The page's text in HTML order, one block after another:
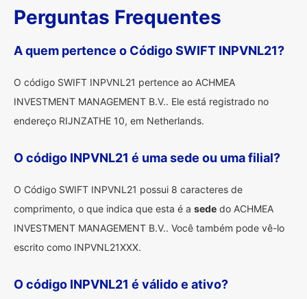
Perguntas Frequentes
A quem pertence o Código SWIFT INPVNL21?
O código SWIFT INPVNL21 pertence ao ACHMEA
INVESTMENT MANAGEMENT B.V.. Ele está registrado no
endereço RIJNZATHE 10, em Netherlands.
O código INPVNL21 é uma sede ou uma filial?
O Código SWIFT INPVNL21 possui 8 caracteres de
comprimento, o que indica que esta é a sede do ACHMEA
INVESTMENT MANAGEMENT B.V.. Você também pode vê-lo
escrito como INPVNL21XXX.
O código INPVNL21 é válido e ativo?